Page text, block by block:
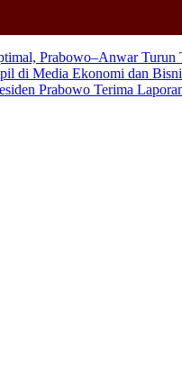
Prabowo–Anwar Turun
di Media Ekonomi dan
Prabowo Terima